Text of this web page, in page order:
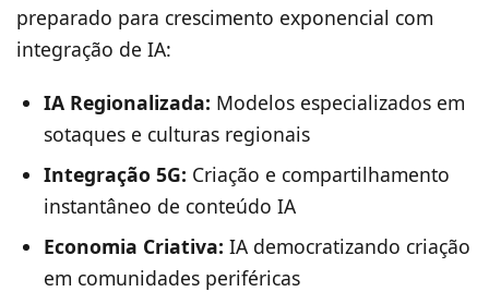
preparado para crescimento exponencial com
integração de IA:
IA Regionalizada: Modelos especializados em
sotaques e culturas regionais
Integração 5G: Criação e compartilhamento
instantâneo de conteúdo IA
Economia Criativa: IA democratizando criação
em comunidades periféricas